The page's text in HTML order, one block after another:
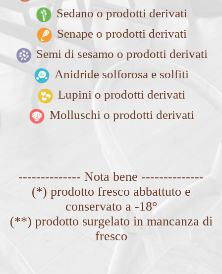
Sedano o prodotti derivati
Senape o prodotti derivati
Semi di sesamo o prodotti derivati
Anidride solforosa e solfiti
Lupini o prodotti derivati
Molluschi o prodotti derivati
-------------- Nota bene --------------
(*) prodotto fresco abbattuto e
conservato a -18°
(**) prodotto surgelato in mancanza di
fresco